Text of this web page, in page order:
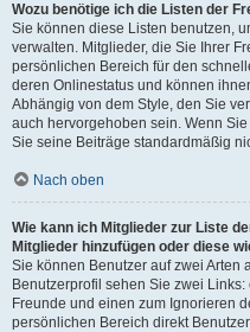
Wozu benötige ich die Listen der
Sie können diese Listen benutzen,
verwalten. Mitglieder, die Sie Ihrer
persönlichen Bereich für den
deren Onlinestatus und können
Abhängig von dem Style, den Sie
auch hervorgehoben sein. Wenn
Sie seine Beiträge standardmäßig
Nach oben
Wie kann ich Mitglieder zur Liste
Mitglieder hinzufügen oder diese
Sie können Benutzer auf zwei Arten
Benutzerprofil sehen Sie zwei
Freunde und einen zum Ignorieren
persönlichen Bereich direkt